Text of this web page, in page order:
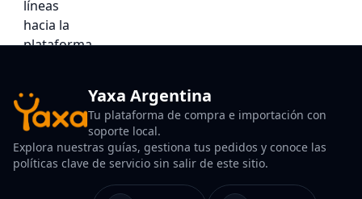
Yaxa Argentina
Tu plataforma de compra e importación con
soporte local.
Explora nuestras guías, gestiona tus pedidos y conoce las
políticas clave de servicio sin salir de este sitio.